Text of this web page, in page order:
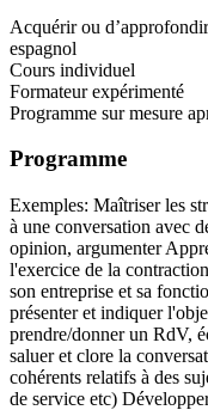
Acquérir ou
espagnol
Cours individuel
Formateur expérimenté
Programme sur mesure
Programme
Exemples: Maîtriser les
à une conversation avec
opinion, argumenter
l'exercice de la
son entreprise et sa
présenter et indiquer
prendre/donner un RdV,
saluer et clore la
cohérents relatifs à des
de service etc)